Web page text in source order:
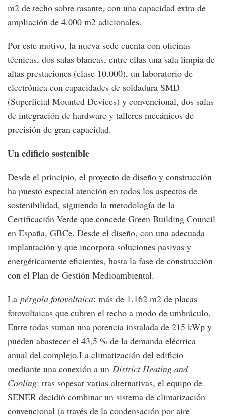
m2 de techo sobre rasante, con una capacidad extra de
ampliación de 4.000 m2 adicionales.
Por este motivo, la nueva sede cuenta con oficinas
técnicas, dos salas blancas, entre ellas una sala limpia de
altas prestaciones (clase 10.000), un laboratorio de
electrónica con capacidades de soldadura SMD
(Superficial Mounted Devices) y convencional, dos salas
de integración de hardware y talleres mecánicos de
precisión de gran capacidad.
Un edificio sostenible
Desde el principio, el proyecto de diseño y construcción
ha puesto especial atención en todos los aspectos de
sostenibilidad, siguiendo la metodología de la
Certificación Verde que concede Green Building Council
en España, GBCe. Desde el diseño, con una adecuada
implantación y que incorpora soluciones pasivas y
energéticamente eficientes, hasta la fase de construcción
con el Plan de Gestión Medioambiental.
La pérgola fotovoltaica: más de 1.162 m2 de placas
fotovoltaicas que cubren el techo a modo de umbráculo.
Entre todas suman una potencia instalada de 215 kWp y
pueden abastecer el 43,5 % de la demanda eléctrica
anual del complejo.La climatización del edificio
mediante una conexión a un District Heating and
Cooling: tras sopesar varias alternativas, el equipo de
SENER decidió combinar un sistema de climatización
convencional (a través de la condensación por aire –